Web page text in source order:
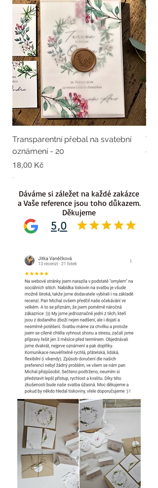
Transparentní přebal na svatební
oznámení - 20
Cena
18,00 Kč
.
5,0
Dáváme si záležet na každé zakázce
a Vaše reference jsou toho důkazem.
Děkujeme